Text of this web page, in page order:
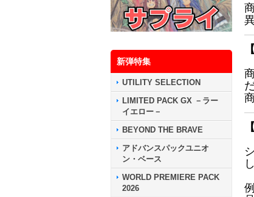
新弾特集
UTILITY SELECTION
LIMITED PACK GX －ラー
イエロー－
BEYOND THE BRAVE
アドバンスパックユニオ
ン・ベース
WORLD PREMIERE PACK
2026